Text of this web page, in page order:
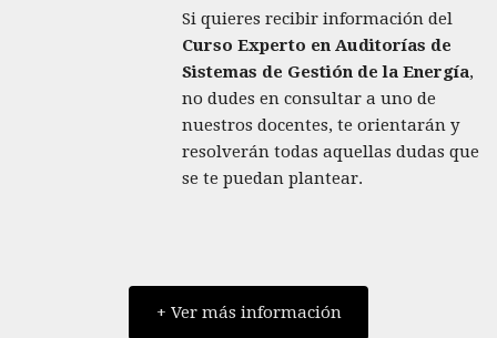
Si quieres recibir información del
Curso Experto en Auditorías de
Sistemas de Gestión de la Energía,
no dudes en consultar a uno de
nuestros docentes, te orientarán y
resolverán todas aquellas dudas que
se te puedan plantear.
+ Ver más información